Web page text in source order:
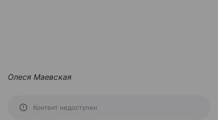
Олеся Маевская
Контент недоступен